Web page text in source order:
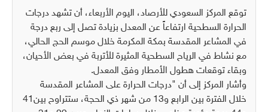
توقع المركز السعودي للأرصاد، اليوم الأربعاء، أن تشهد درجات
الحرارة السطحية ارتفاعاً عن المعدل بزيادة تصل إلى ربع درجة
في المشاعر المقدسة بمكة المكرمة خلال موسم الحج الحالي،
مع نشاط في الرياح السطحية المثيرة للأتربة في بعض الأحيان،
وبقاء توقعات هطول الأمطار وفق المعدل.
وأشار المركز إلى أن "درجات الحرارة على المشاعر المقدسة
خلال الفترة بين الرابع و13 من شهر ذي الحجة، ستتراوح بين41